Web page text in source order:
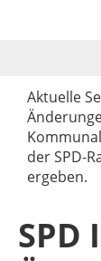
Aktuelle
der SPD-
ergeben.
SPD